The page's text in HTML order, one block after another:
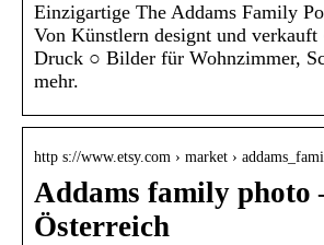
Einzigartige The Addams Family
Von Künstlern designt und
Druck ○ Bilder für Wohnzimmer,
mehr.
http s://www.etsy.com › market ›
Addams family photo
Österreich